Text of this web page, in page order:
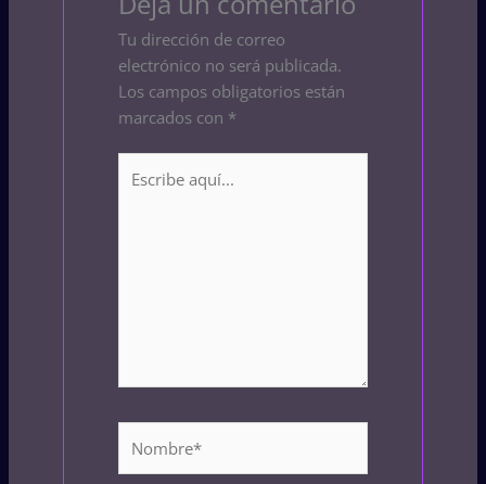
Tu dirección de correo
electrónico no será publicada.
Los campos obligatorios están
marcados con *
aquí...